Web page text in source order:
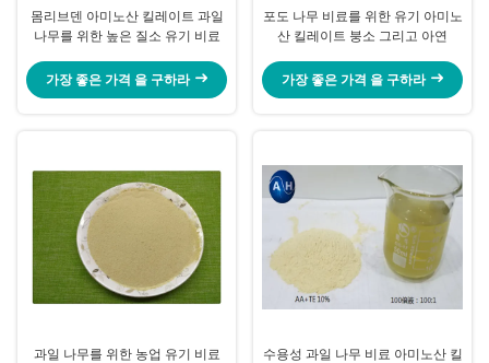
몸리브덴 아미노산 킬레이트 과일
나무를 위한 높은 질소 유기 비료
가장 좋은 가격 을 구하라
포도 나무 비료를 위한 유기 아미노
산 킬레이트 붕소 그리고 아연
가장 좋은 가격 을 구하라
과일 나무를 위한 농업 유기 비료
수용성 과일 나무 비료 아미노산 킬